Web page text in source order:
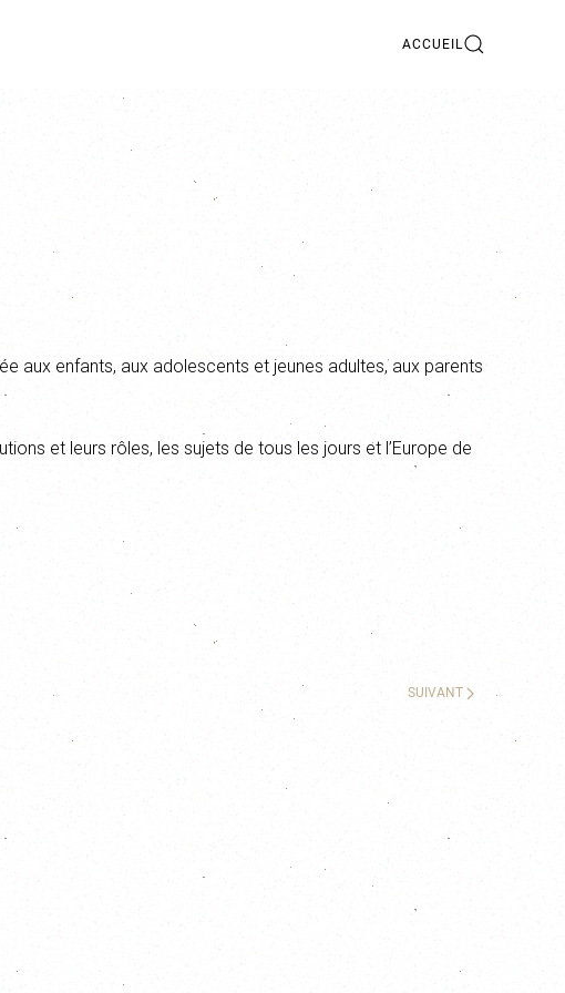
ACCUEIL
aux enfants, aux adolescents et jeunes adultes, aux parents
et leurs rôles, les sujets de tous les jours et l’Europe de
SUIVANT